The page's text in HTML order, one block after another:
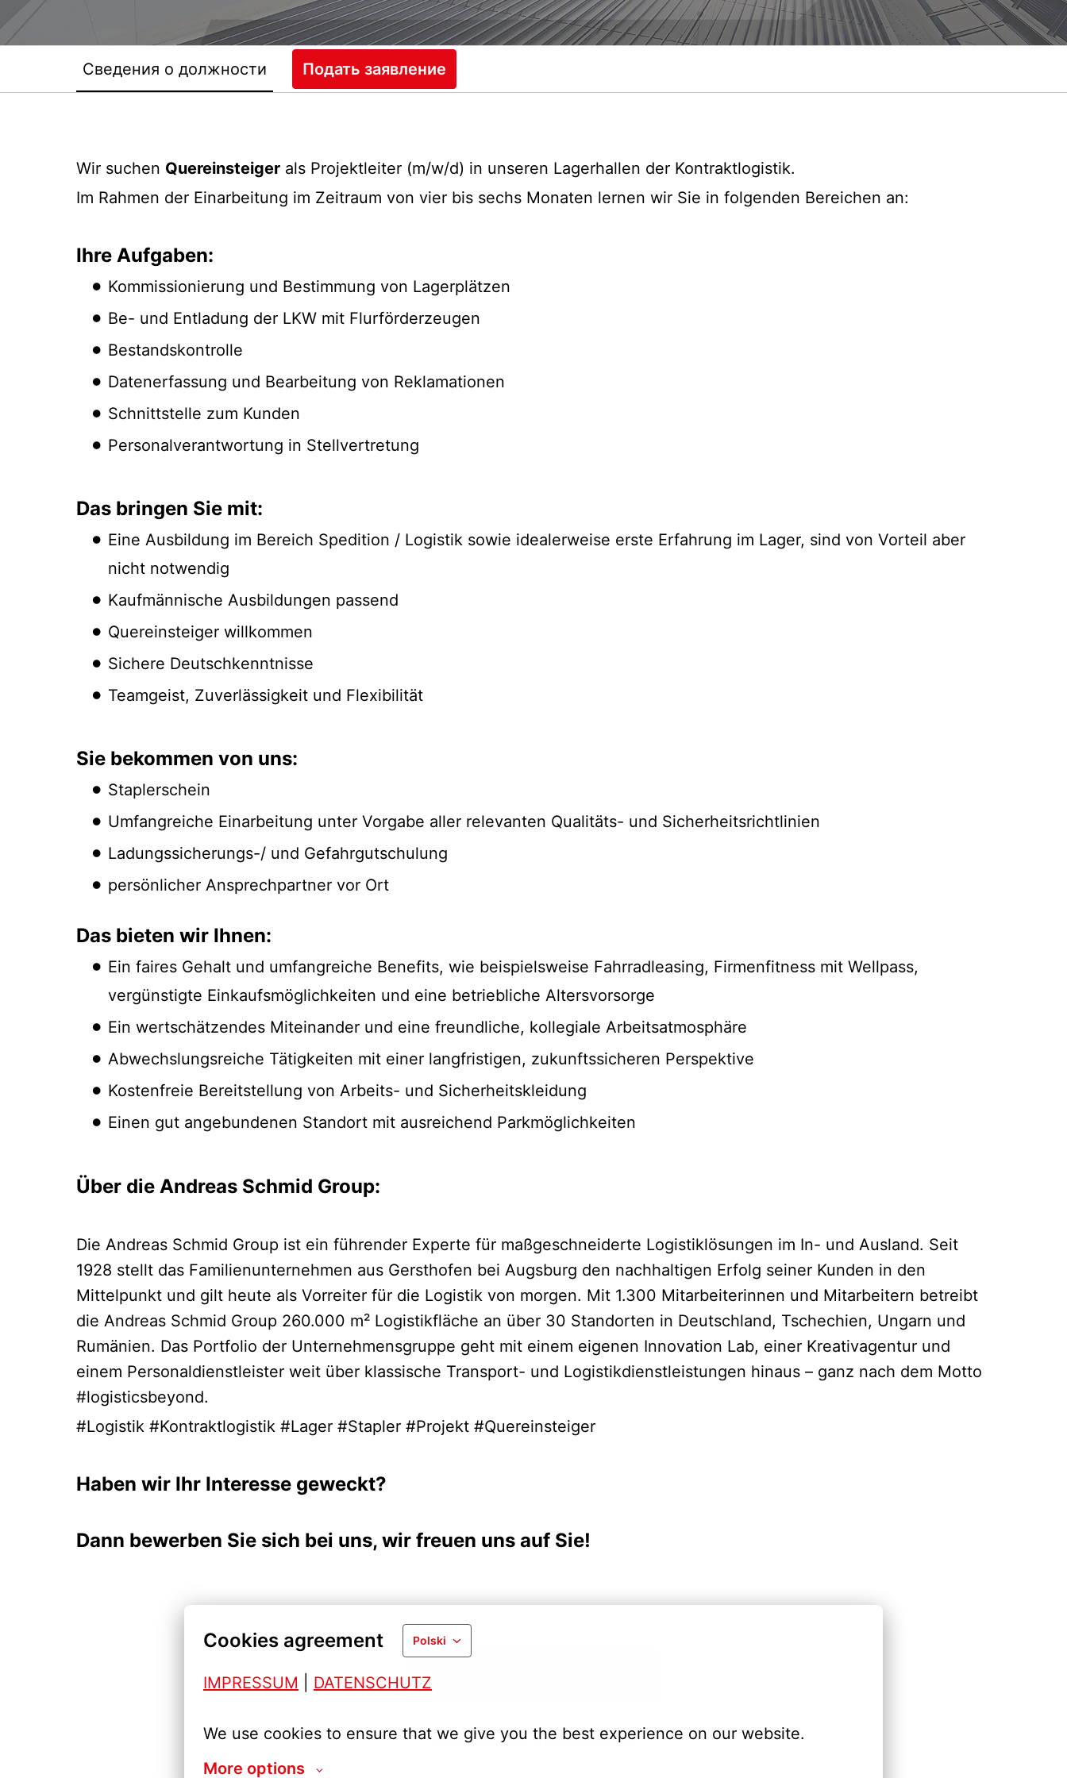
Cookies agreement Polski
IMPRESSUM DATENSCHUTZ
We use cookies to ensure that we give you the best experience on our website.
More options
Сведения о должности Подать заявление
Wir suchen Quereinsteiger als Projektleiter (m/w/d) in unseren Lagerhallen der Kontraktlogistik.
Im Rahmen der Einarbeitung im Zeitraum von vier bis sechs Monaten lernen wir Sie in folgenden Bereichen an:
Ihre Aufgaben:
Kommissionierung und Bestimmung von Lagerplätzen
Be- und Entladung der LKW mit Flurförderzeugen
Bestandskontrolle
Datenerfassung und Bearbeitung von Reklamationen
Schnittstelle zum Kunden
Personalverantwortung in Stellvertretung
Das bringen Sie mit:
Eine Ausbildung im Bereich Spedition / Logistik sowie idealerweise erste Erfahrung im Lager, sind von Vorteil aber
nicht notwendig
Kaufmännische Ausbildungen passend
Quereinsteiger willkommen
Sichere Deutschkenntnisse
Teamgeist, Zuverlässigkeit und Flexibilität
Sie bekommen von uns:
Staplerschein
Umfangreiche Einarbeitung unter Vorgabe aller relevanten Qualitäts- und Sicherheitsrichtlinien
Ladungssicherungs-/ und Gefahrgutschulung
persönlicher Ansprechpartner vor Ort
Das bieten wir Ihnen:
Ein faires Gehalt und umfangreiche Benefits, wie beispielsweise Fahrradleasing, Firmenfitness mit Wellpass,
vergünstigte Einkaufsmöglichkeiten und eine betriebliche Altersvorsorge
Ein wertschätzendes Miteinander und eine freundliche, kollegiale Arbeitsatmosphäre
Abwechslungsreiche Tätigkeiten mit einer langfristigen, zukunftssicheren Perspektive
Kostenfreie Bereitstellung von Arbeits- und Sicherheitskleidung
Einen gut angebundenen Standort mit ausreichend Parkmöglichkeiten
Über die Andreas Schmid Group:
Die Andreas Schmid Group ist ein führender Experte für maßgeschneiderte Logistiklösungen im In- und Ausland. Seit
1928 stellt das Familienunternehmen aus Gersthofen bei Augsburg den nachhaltigen Erfolg seiner Kunden in den
Mittelpunkt und gilt heute als Vorreiter für die Logistik von morgen. Mit 1.300 Mitarbeiterinnen und Mitarbeitern betreibt
die Andreas Schmid Group 260.000 m² Logistikfläche an über 30 Standorten in Deutschland, Tschechien, Ungarn und
Rumänien. Das Portfolio der Unternehmensgruppe geht mit einem eigenen Innovation Lab, einer Kreativagentur und
einem Personaldienstleister weit über klassische Transport- und Logistikdienstleistungen hinaus – ganz nach dem Motto
#logisticsbeyond.
#Logistik #Kontraktlogistik #Lager #Stapler #Projekt #Quereinsteiger
Haben wir Ihr Interesse geweckt?
Dann bewerben Sie sich bei uns, wir freuen uns auf Sie!
Поделиться должностью